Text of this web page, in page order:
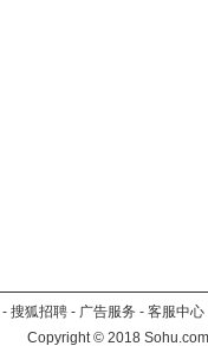
- 搜狐招聘 - 广告服务 - 客服中心
Copyright©2018